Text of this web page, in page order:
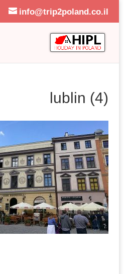
info@trip2poland.co.il
lublin (4)